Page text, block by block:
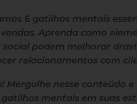
6 gatilhos mentais
Aprenda como
podem melhorar
relacionamentos com
Mergulhe nesse conteúdo
mentais em suas